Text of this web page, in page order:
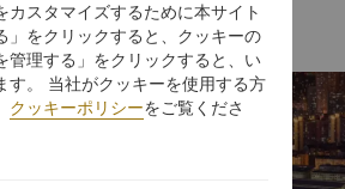
スタマイズするために本サイト
」をクリックすると、クッキーの
管理する」をクリックすると、い
す。 当社がクッキーを使用する方
クッキーポリシーをご覧くださ